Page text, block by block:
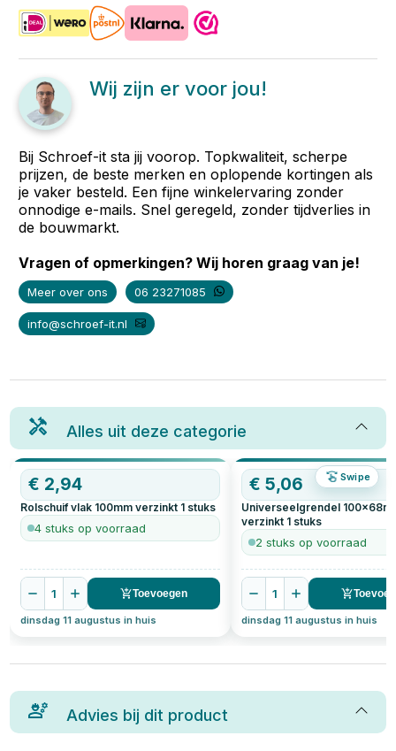
Wij zijn er voor jou!
Bij Schroef-it sta jij voorop. Topkwaliteit, scherpe
prijzen, de beste merken en oplopende kortingen als
je vaker besteld. Een fijne winkelervaring zonder
onnodige e-mails. Snel geregeld, zonder tijdverlies in
de bouwmarkt.
Vragen of opmerkingen? Wij horen graag van je!
Meer over ons 06 23271085
info@schroef-it.nl
Alles uit deze categorie
Swipe
€ 2,94
Rolschuif vlak 100mm verzinkt 1 stuks
4 stuks op voorraad
1 Toevoegen
dinsdag 11 augustus in huis
€5,06
Universeelgrendel
verzinkt 1 stuks
2 stuks op voorraad
1
dinsdag 11 augustus in huis
Advies bij dit product